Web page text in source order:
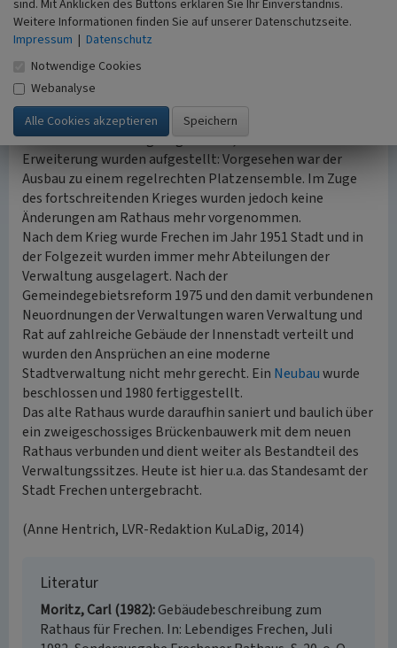
möglich ist.“
Erweiterung und Neubau
Schon bald zeigte sich, dass die großzügige Planung
durchaus ihre Berechtigung hatte, denn schon 1925 wurde
das Dachgeschoß ausgebaut. Doch Ende der 1930er Jahre
erschien der Bau endgültig zu klein, Pläne für eine
Erweiterung wurden aufgestellt: Vorgesehen war der
Ausbau zu einem regelrechten Platzensemble. Im Zuge
des fortschreitenden Krieges wurden jedoch keine
Änderungen am Rathaus mehr vorgenommen.
Nach dem Krieg wurde Frechen im Jahr 1951 Stadt und in
der Folgezeit wurden immer mehr Abteilungen der
Verwaltung ausgelagert. Nach der
Gemeindegebietsreform 1975 und den damit verbundenen
Neuordnungen der Verwaltungen waren Verwaltung und
Rat auf zahlreiche Gebäude der Innenstadt verteilt und
wurden den Ansprüchen an eine moderne
Stadtverwaltung nicht mehr gerecht. Ein Neubauwurde
beschlossen und 1980 fertiggestellt.
Das alte Rathaus wurde daraufhin saniert und baulich über
ein zweigeschossiges Brückenbauwerk mit dem neuen
Rathaus verbunden und dient weiter als Bestandteil des
Verwaltungssitzes. Heute ist hier u.a. das Standesamt der
Stadt Frechen untergebracht.
(Anne Hentrich, LVR-Redaktion KuLaDig, 2014)
Literatur
Moritz, Carl (1982) Gebäudebeschreibung zum
Rathaus für Frechen. In: Lebendiges Frechen, Juli
sind. Mit Anklicken des Buttons erklären Sie Ihr Einverständnis.
Weitere Informationen finden Sie auf unserer Datenschutzseite.
Impressum | Datenschutz
Notwendige Cookies
Webanalyse